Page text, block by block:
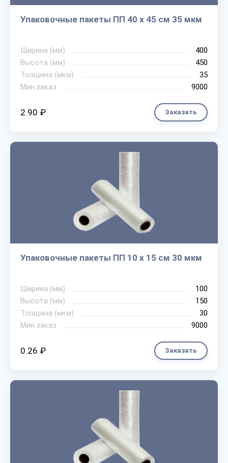
Упаковочные пакеты ПП 40 х 45 см 35 мкм
Ширина (мм)
400
Высота (мм)
450
Толщина (мкм)
35
Мин.заказ
9000
2.90 ₽ Заказать
Упаковочные пакеты ПП 10 х 15 см 30 мкм
Ширина (мм)
100
Высота (мм)
150
Толщина (мкм)
30
Мин.заказ
9000
0.26 ₽ Заказать